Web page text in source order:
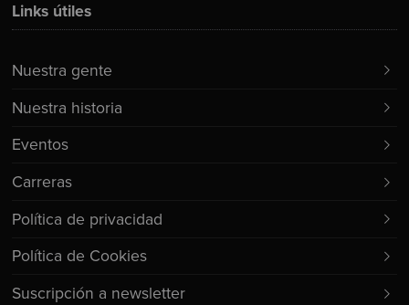
Links útiles
Nuestra gente
Nuestra historia
Eventos
Carreras
Política de privacidad
Política de Cookies
Suscripción a newsletter